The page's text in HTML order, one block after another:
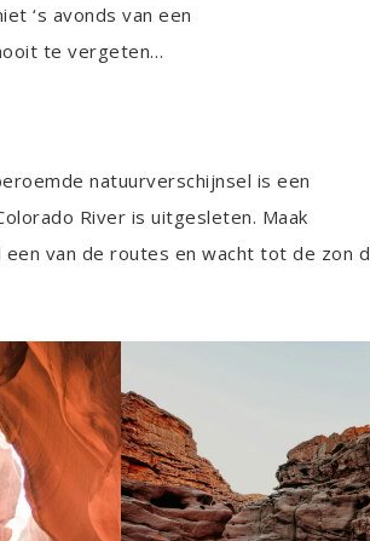
‘s avonds van een
te vergeten…
natuurverschijnsel is een
River is uitgesleten. Maak
een van de routes en wacht tot de zon